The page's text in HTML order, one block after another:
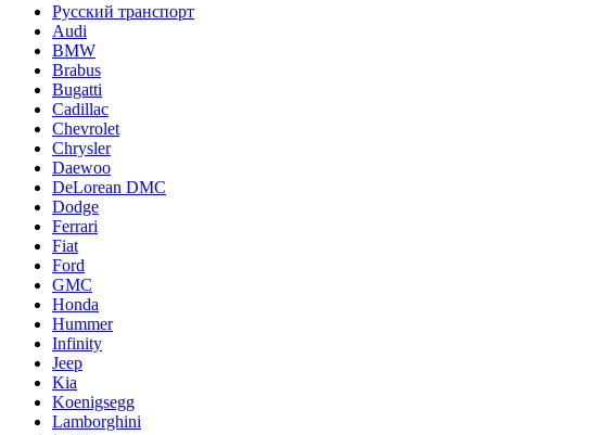
Русский транспорт
Audi
BMW
Brabus
Bugatti
Cadillac
Chevrolet
Chrysler
Daewoo
DeLorean DMC
Dodge
Ferrari
Fiat
Ford
GMC
Honda
Hummer
Infinity
Jeep
Kia
Koenigsegg
Lamborghini